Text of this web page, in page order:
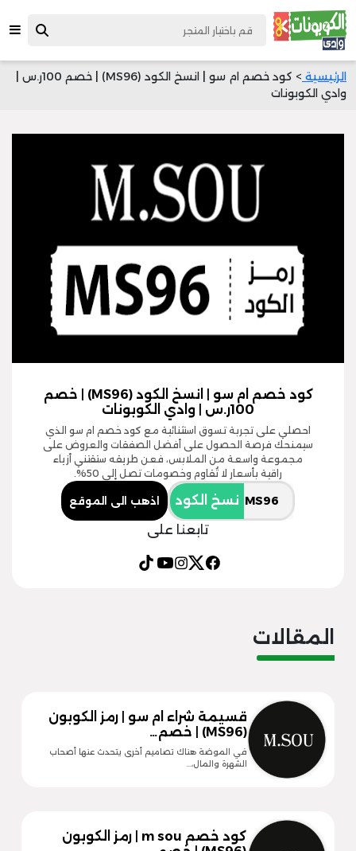
الرئيسية
> كود خصم ام سو | انسخ الكود (MS96) | خصم 100ر.س |
وادي الكوبونات
كود خصم ام سو | انسخ الكود (MS96) | خصم
100ر.س | وادي الكوبونات
احصلي على تجربة تسوق استثنائية مع كود خصم ام سو الذي
سيمنحك فرصة الحصول على أفضل الصفقات والعروض على
مجموعة واسعة من الملابس، فعن طريقه ستقتني أزياء
راقية بأسعار لا تُقاوم وخصومات تصل إلى 50%.
نسخ الكود اذهب الى الموقع
تابعنا على
المقالات
قسيمة شراء ام سو | رمز الكوبون
(MS96) | خصم…
في الموضة هناك تصاميم أخرى يتحدث عنها أصحاب
الشهرة والمال،…
كود خصم m sou | رمز الكوبون